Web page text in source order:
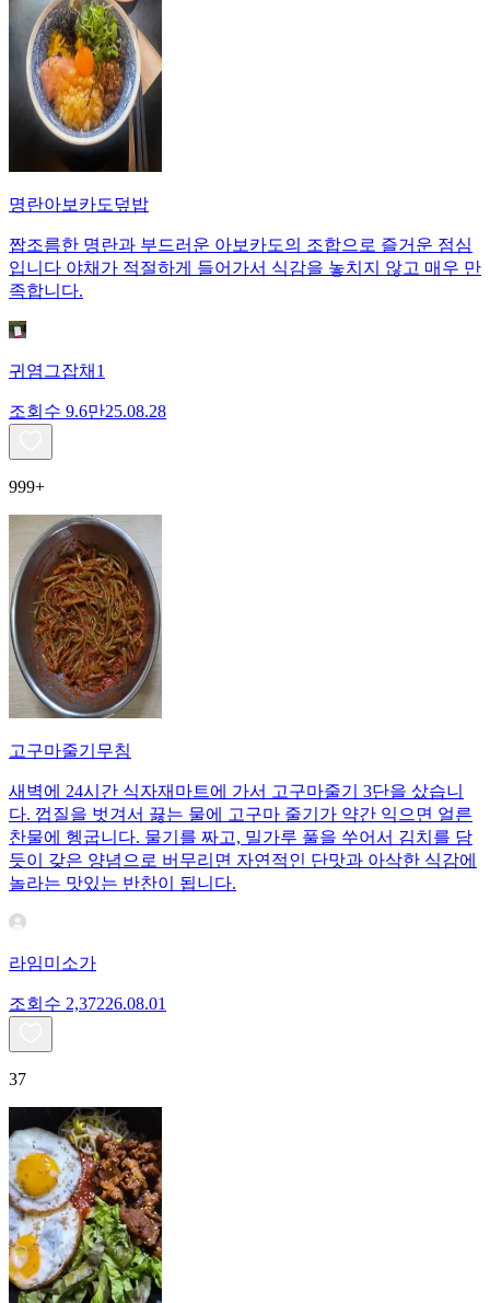
명란아보카도덮밥
짭조름한 명란과 부드러운 아보카도의 조합으로 즐거운 점심
입니다 야채가 적절하게 들어가서 식감을 놓치지 않고 매우 만
족합니다.
귀염그잡채1
조회수 9.6만25.08.28
999+
고구마줄기무침
새벽에 24시간 식자재마트에 가서 고구마줄기 3단을 샀습니
다. 껍질을 벗겨서 끓는 물에 고구마 줄기가 약간 익으면 얼른
찬물에 헹굽니다. 물기를 짜고, 밀가루 풀을 쑤어서 김치를 담
듯이 갖은 양념으로 버무리면 자연적인 단맛과 아삭한 식감에
놀라는 맛있는 반찬이 됩니다.
라임미소가
조회수 2,37226.08.01
37